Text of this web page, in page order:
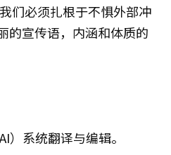
们必须扎根于不惧外部冲
的宣传语，内涵和体质的
系统翻译与编辑。